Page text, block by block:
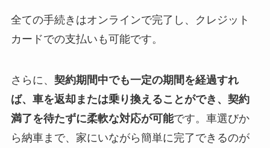
全ての手続きはオンラインで完了し、クレジット
カードでの支払いも可能です。
さらに、 契約期間中でも一定の期間を経過すれ
ば、車を返却または乗り換えることができ、契約
満了を待たずに柔軟な対応が可能です。車選びか
ら納車まで、家にいながら簡単に完了できるのが